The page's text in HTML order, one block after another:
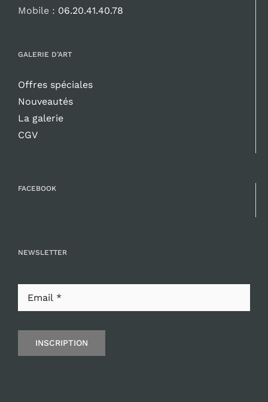
Mobile : 06.20.41.40.78
GALERIE D’ART
Offres spéciales
Nouveautés
La galerie
CGV
FACEBOOK
NEWSLETTER
INSCRIPTION